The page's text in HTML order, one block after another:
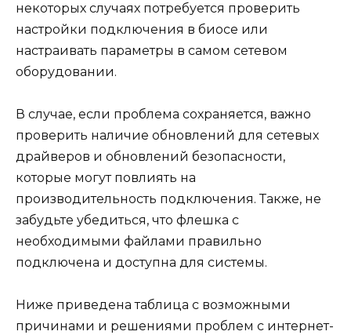
некоторых случаях потребуется проверить
настройки подключения в биосе или
настраивать параметры в самом сетевом
оборудовании.
В случае, если проблема сохраняется, важно
проверить наличие обновлений для сетевых
драйверов и обновлений безопасности,
которые могут повлиять на
производительность подключения. Также, не
забудьте убедиться, что флешка с
необходимыми файлами правильно
подключена и доступна для системы.
Ниже приведена таблица с возможными
причинами и решениями проблем с интернет-